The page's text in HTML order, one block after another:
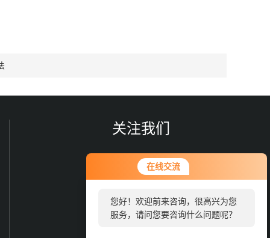
在线交流
您好！欢迎前来咨询，很高兴为您
服务，请问您要咨询什么问题呢？
您好，看您停留很久了，是否找到
了需求产品，您可以直接在线与我
关注我们